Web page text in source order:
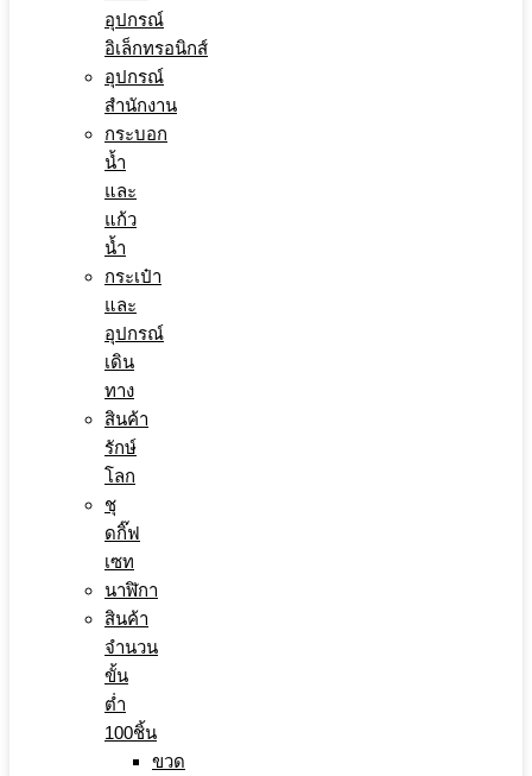
อุปกรณ์
อิเล็กทรอนิกส์
อุปกรณ์
สำนักงาน
กระบอก
น้ำ
และ
แก้ว
น้ำ
กระเป๋า
และ
อุปกรณ์
เดิน
ทาง
สินค้า
รักษ์
โลก
ชุ
ดกิ๊ฟ
เซท
นาฬิกา
สินค้า
จำนวน
ขั้น
ต่ำ
100ชิ้น
ขวด